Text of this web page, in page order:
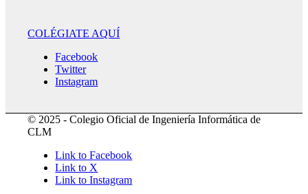
COLÉGIATE AQUÍ
Facebook
Twitter
Instagram
© 2025 - Colegio Oficial de Ingeniería Informática de
CLM
Link to Facebook
Link to X
Link to Instagram